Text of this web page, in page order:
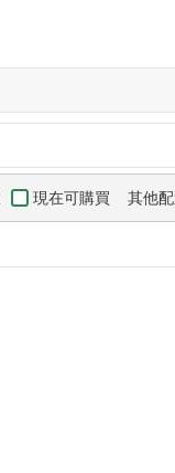
現在可購買 其他